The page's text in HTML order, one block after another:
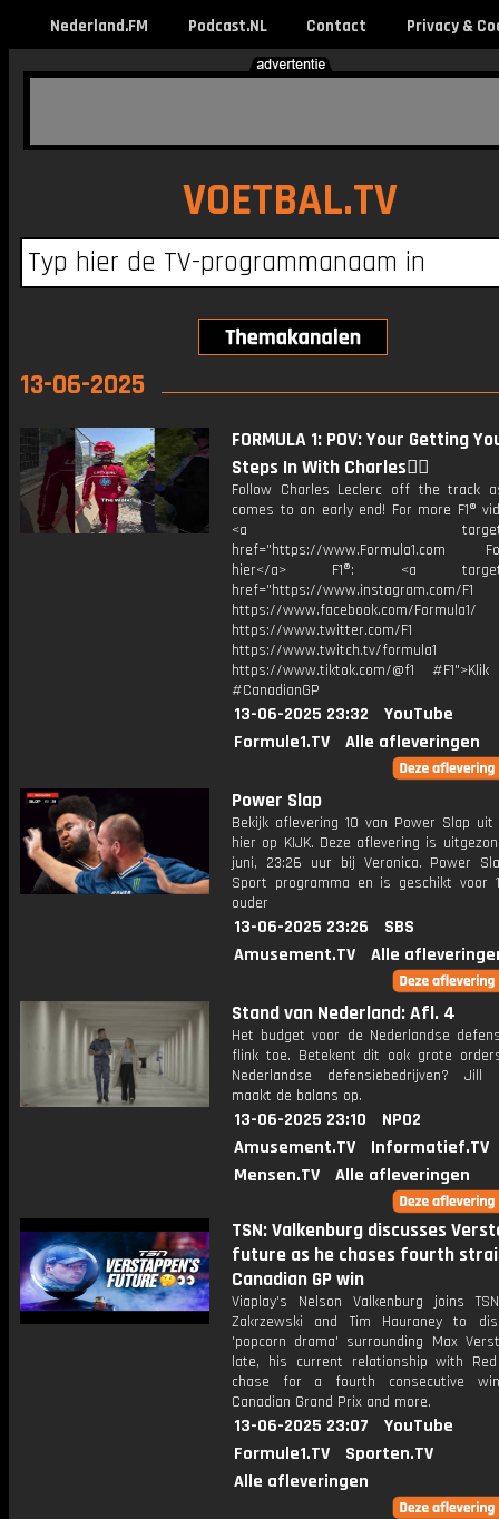
Nederland.FM Podcast.NL Contact Privacy &
VOETBAL.TV
13-06-2025
FORMULA 1: POV: Your Getting
Steps In With Charles🚶‍♂️
Follow Charles Leclerc off the track
comes to an early end! For more F1®
<a
href="https://www.Formula1.com
hier</a> F1®: <a
href="https://www.instagram.com/F1
https://www.facebook.com/Formula1/
https://www.twitter.com/F1
https://www.twitch.tv/formula1
https://www.tiktok.com/@f1
#CanadianGP
13-06-2025 23:32
YouTube
Formule1.TV
Alle afleveringen
Power Slap
Bekijk aflevering 10 van Power Slap uit
hier op KIJK. Deze aflevering is
juni, 23:26 uur bij Veronica. Power
Sport programma en is geschikt voor
ouder
13-06-2025 23:26
SBS
Amusement.TV
Alle
Stand van Nederland: Afl. 4
Het budget voor de Nederlandse
flink toe. Betekent dit ook grote
Nederlandse defensiebedrijven? Jill
maakt de balans op.
13-06-2025 23:10
NPO2
Amusement.TV
Informatief.TV
Mensen.TV
Alle afleveringen
TSN: Valkenburg discusses
future as he chases fourth
Canadian GP win
Viaplay's Nelson Valkenburg joins
Zakrzewski and Tim Hauraney to
'popcorn drama' surrounding Max
late, his current relationship with
chase for a fourth consecutive
Canadian Grand Prix and more.
13-06-2025 23:07
YouTube
Formule1.TV
Sporten.TV
Alle afleveringen